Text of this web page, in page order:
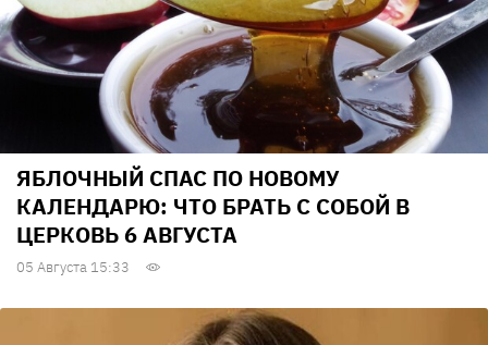
ЯБЛОЧНЫЙ СПАС ПО НОВОМУ
КАЛЕНДАРЮ: ЧТО БРАТЬ С СОБОЙ В
ЦЕРКОВЬ 6 АВГУСТА
05 Августа 15:33